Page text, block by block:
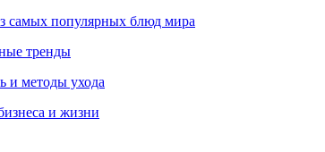
самых популярных блюд мира
тренды
и методы ухода
и жизни